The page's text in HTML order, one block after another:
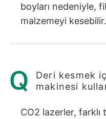
boyları nedeniyle,
malzemeyi kesebilir.
Deri kesmek
makinesi
CO2 lazerler, farklı